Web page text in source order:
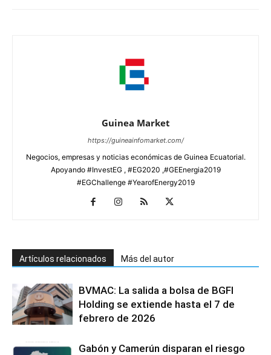
Guinea Market
https://guineainfomarket.com/
Negocios, empresas y noticias económicas de Guinea Ecuatorial.
Apoyando #InvestEG , #EG2020 ,#GEEnergia2019
#EGChallenge #YearofEnergy2019
Artículos relacionados Más del autor
BVMAC: La salida a bolsa de BGFI
Holding se extiende hasta el 7 de
febrero de 2026
Gabón y Camerún disparan el riesgo